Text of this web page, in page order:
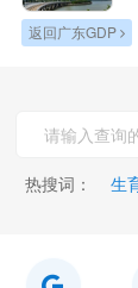
返回广东GDP
热搜词： 生